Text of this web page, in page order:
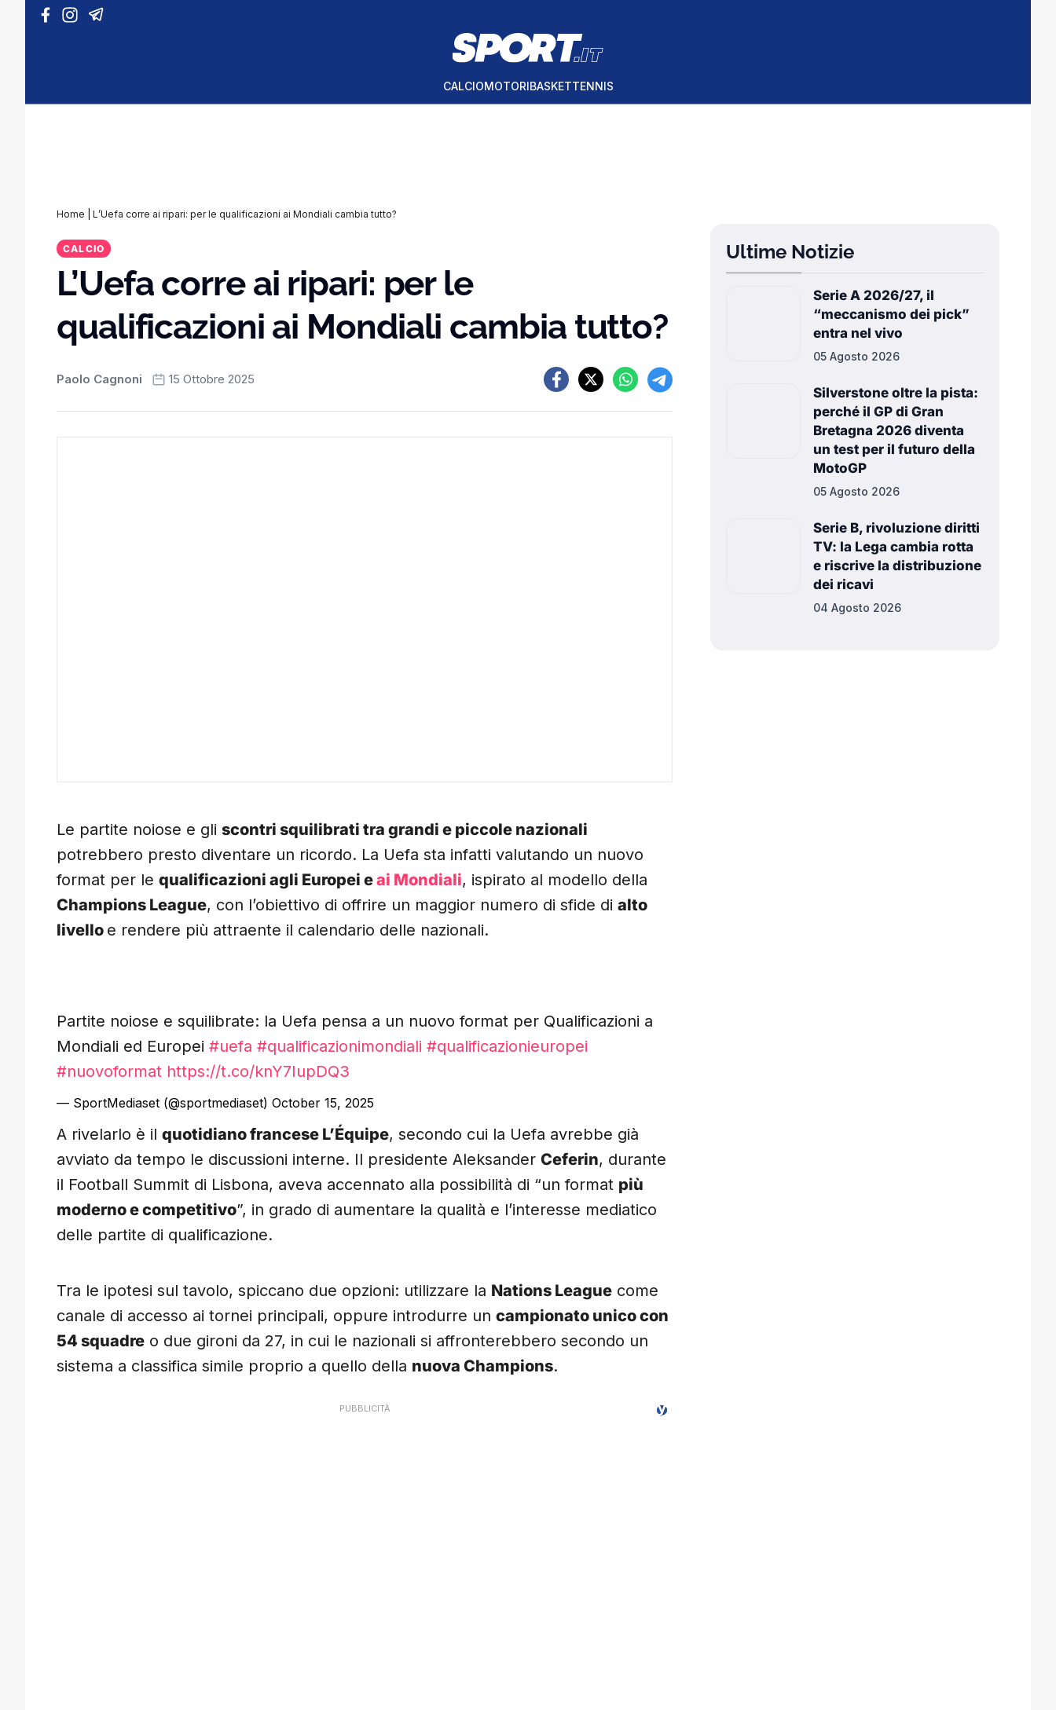
Vai al contenuto
CALCIOMOTORIBASKETTENNIS
Home L’Uefa corre ai ripari: per le qualificazioni ai Mondiali cambia tutto?
CALCIO
L’Uefa corre ai ripari: per le
qualificazioni ai Mondiali cambia tutto?
Paolo Cagnoni 15 Ottobre 2025
Le partite noiose e gli scontri squilibrati tra grandi e piccole nazionali
potrebbero presto diventare un ricordo. La Uefa sta infatti valutando un nuovo
format per le qualificazioni agli Europei eai Mondiali, ispirato al modello della
Champions League, con l’obiettivo di offrire un maggior numero di sfide di alto
livello e rendere più attraente il calendario delle nazionali.
Partite noiose e squilibrate: la Uefa pensa a un nuovo format per Qualificazioni a
Mondiali ed Europei #uefa #qualificazionimondiali #qualificazionieuropei
#nuovoformat https://t.co/knY7IupDQ3
— SportMediaset (@sportmediaset) October 15, 2025
A rivelarlo è il quotidiano francese L’Équipe, secondo cui la Uefa avrebbe già
avviato da tempo le discussioni interne. Il presidente Aleksander Ceferin, durante
il Football Summit di Lisbona, aveva accennato alla possibilità di “un format più
moderno e competitivo”, in grado di aumentare la qualità e l’interesse mediatico
delle partite di qualificazione.
Tra le ipotesi sul tavolo, spiccano due opzioni: utilizzare la Nations League come
canale di accesso ai tornei principali, oppure introdurre un campionato unico con
54 squadre o due gironi da 27, in cui le nazionali si affronterebbero secondo un
sistema a classifica simile proprio a quello della nuova Champions.
Ultime Notizie
Serie A 2026/27, il
“meccanismo dei pick”
entra nel vivo
05 Agosto 2026
Silverstone oltre la pista:
perché il GP di Gran
Bretagna 2026 diventa
un test per il futuro della
MotoGP
05 Agosto 2026
Serie B, rivoluzione diritti
TV: la Lega cambia rotta
e riscrive la distribuzione
dei ricavi
04 Agosto 2026